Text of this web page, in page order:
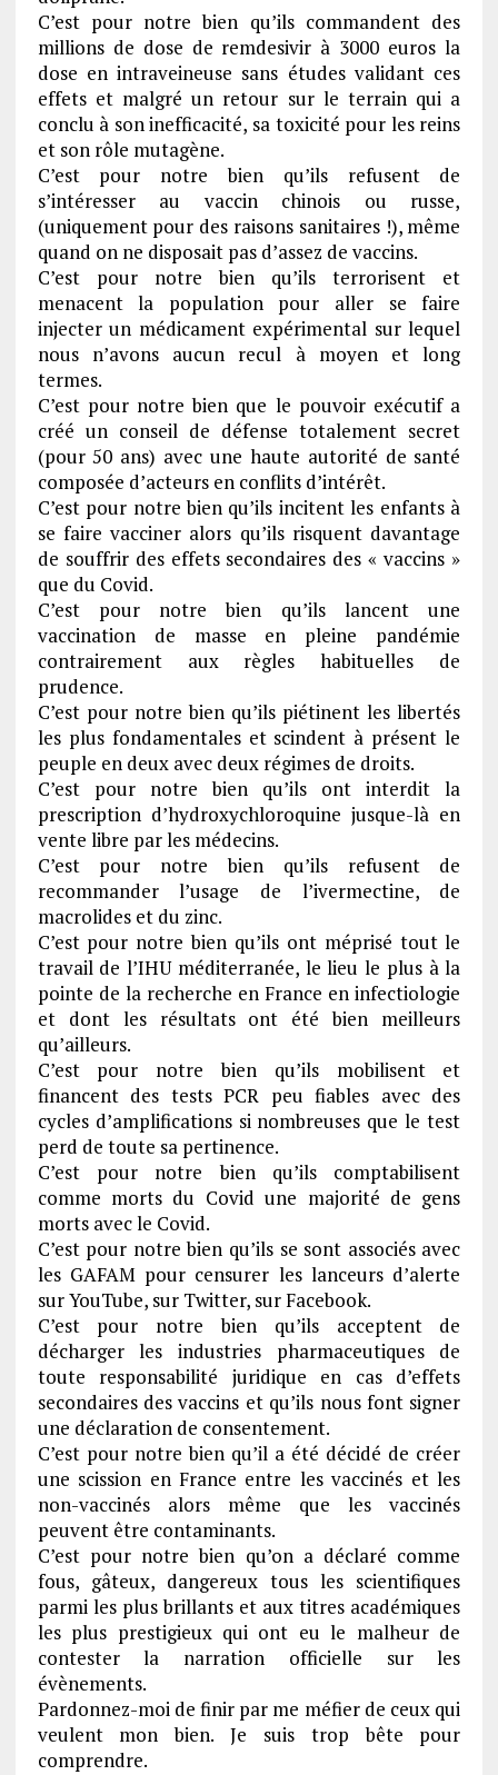
C’est pour notre bien qu’ils commandent des
millions de dose de remdesivir à 3000 euros la
dose en intraveineuse sans études validant ces
effets et malgré un retour sur le terrain qui a
conclu à son inefficacité, sa toxicité pour les reins
et son rôle mutagène.
C’est pour notre bien qu’ils refusent de
s’intéresser au vaccin chinois ou russe,
(uniquement pour des raisons sanitaires !), même
quand on ne disposait pas d’assez de vaccins.
C’est pour notre bien qu’ils terrorisent et
menacent la population pour aller se faire
injecter un médicament expérimental sur lequel
nous n’avons aucun recul à moyen et long
termes.
C’est pour notre bien que le pouvoir exécutif a
créé un conseil de défense totalement secret
(pour 50 ans) avec une haute autorité de santé
composée d’acteurs en conflits d’intérêt.
C’est pour notre bien qu’ils incitent les enfants à
se faire vacciner alors qu’ils risquent davantage
de souffrir des effets secondaires des « vaccins »
que du Covid.
C’est pour notre bien qu’ils lancent une
vaccination de masse en pleine pandémie
contrairement aux règles habituelles de
prudence.
C’est pour notre bien qu’ils piétinent les libertés
les plus fondamentales et scindent à présent le
peuple en deux avec deux régimes de droits.
C’est pour notre bien qu’ils ont interdit la
prescription d’hydroxychloroquine jusque-là en
vente libre par les médecins.
C’est pour notre bien qu’ils refusent de
recommander l’usage de l’ivermectine, de
macrolides et du zinc.
C’est pour notre bien qu’ils ont méprisé tout le
travail de l’IHU méditerranée, le lieu le plus à la
pointe de la recherche en France en infectiologie
et dont les résultats ont été bien meilleurs
qu’ailleurs.
C’est pour notre bien qu’ils mobilisent et
financent des tests PCR peu fiables avec des
cycles d’amplifications si nombreuses que le test
perd de toute sa pertinence.
C’est pour notre bien qu’ils comptabilisent
comme morts du Covid une majorité de gens
morts avec le Covid.
C’est pour notre bien qu’ils se sont associés avec
les GAFAM pour censurer les lanceurs d’alerte
sur YouTube, sur Twitter, sur Facebook.
C’est pour notre bien qu’ils acceptent de
décharger les industries pharmaceutiques de
toute responsabilité juridique en cas d’effets
secondaires des vaccins et qu’ils nous font signer
une déclaration de consentement.
C’est pour notre bien qu’il a été décidé de créer
une scission en France entre les vaccinés et les
non-vaccinés alors même que les vaccinés
peuvent être contaminants.
C’est pour notre bien qu’on a déclaré comme
fous, gâteux, dangereux tous les scientifiques
parmi les plus brillants et aux titres académiques
les plus prestigieux qui ont eu le malheur de
contester la narration officielle sur les
évènements.
Pardonnez-moi de finir par me méfier de ceux qui
veulent mon bien. Je suis trop bête pour
comprendre.